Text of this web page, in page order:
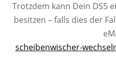
Trotzdem kann Dein DS5
besitzen – falls dies der
scheibenwischer-